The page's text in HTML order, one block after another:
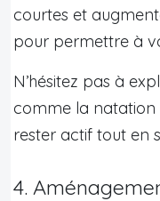
courtes et
pour permettre à
N’hésitez pas à
comme la natation
rester actif tout en
4.